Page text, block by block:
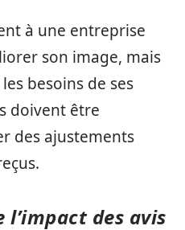
à une entreprise
son image, mais
besoins de ses
doivent être
des ajustements
des avis